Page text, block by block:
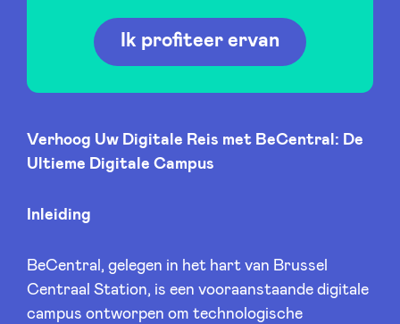
Voordelen
BeAngels Academy
BeAngels Luxemburg
Sponsors
Ik profiteer ervan
Verhoog Uw Digitale Reis met BeCentral: De
Ultieme Digitale Campus
Inleiding
BeCentral, gelegen in het hart van Brussel
Centraal Station, is een vooraanstaande digitale
campus ontworpen om technologische